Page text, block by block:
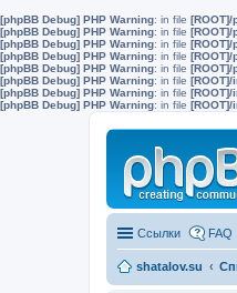
[phpBB Debug] PHP Warning: in file
[phpBB Debug] PHP Warning: in file
[phpBB Debug] PHP Warning: in file
[phpBB Debug] PHP Warning: in file
[phpBB Debug] PHP Warning: in file
[phpBB Debug] PHP Warning: in file
[phpBB Debug] PHP Warning: in file
[phpBB Debug] PHP Warning: in file
Ссылки FAQ
shatalov.su